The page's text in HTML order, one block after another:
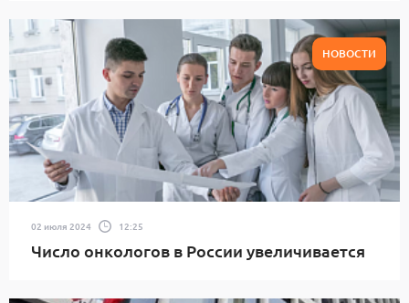
НОВОСТИ
02 июля 2024 12:25
Число онкологов в России увеличивается